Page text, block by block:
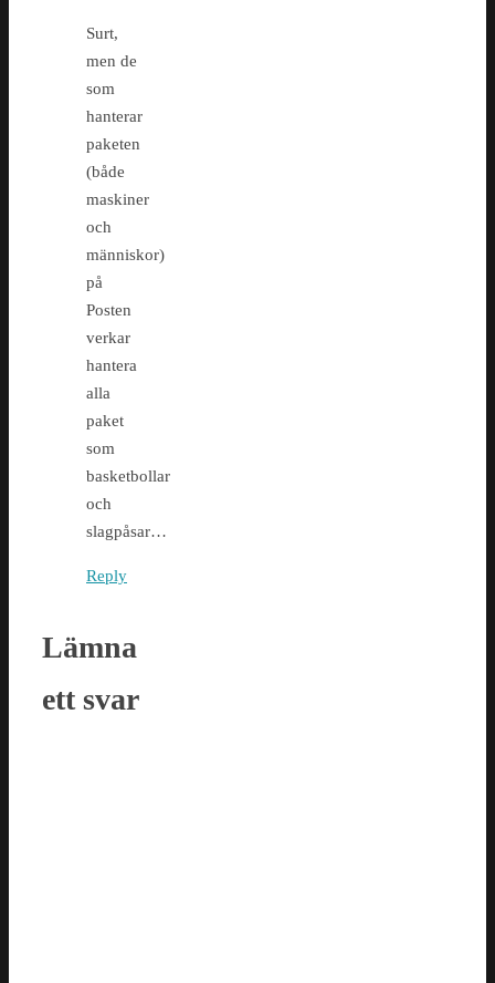
Surt,
men de
som
hanterar
paketen
(både
maskiner
och
människor)
på
Posten
verkar
hantera
alla
paket
som
basketbollar
och
slagpåsar…
Reply
Lämna
ett svar